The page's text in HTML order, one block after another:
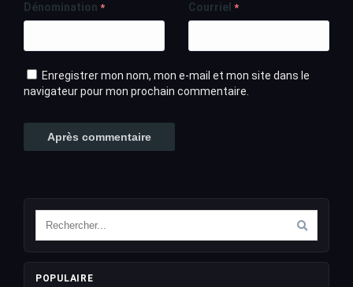
Dénomination * Courriel *
Enregistrer mon nom, mon e-mail et mon site dans le
navigateur pour mon prochain commentaire.
POPULAIRE